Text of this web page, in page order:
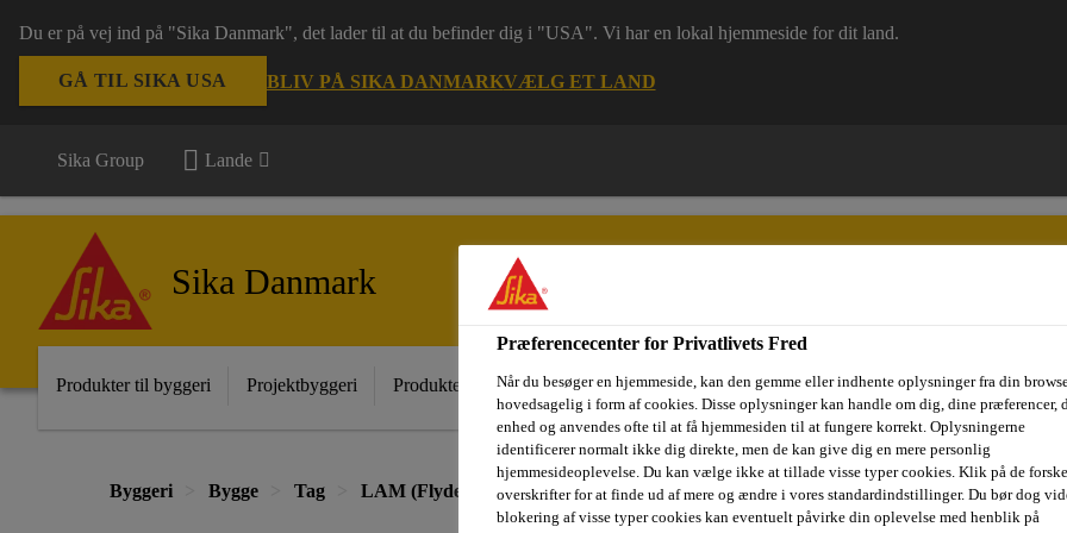
Du er på vej ind på "Sika Danmark", det lader til at du befinder dig i "USA". Vi har en lokal hjemmeside for dit land.
GÅ TIL SIKA USA BLIV PÅ SIKA DANMARKVÆLG ET LAND
Sika Group Lande
Sika Danmark
Produkter til byggeri Projektbyggeri Produkter til industri Dokumenter Digital værktøjskasse Referencer
Byggeri Bygge Tag LAM (Flydende tagmembran) Sika® Concrete Primer
Præferencecenter for Privatlivets Fred
Når du besøger en hjemmeside, kan den gemme eller indhente oplysninger fra din
hovedsagelig i form af cookies. Disse oplysninger kan handle om dig, dine præferencer,
enhed og anvendes ofte til at få hjemmesiden til at fungere korrekt. Oplysningerne
identificerer normalt ikke dig direkte, men de kan give dig en mere personlig
hjemmesideoplevelse. Du kan vælge ikke at tillade visse typer cookies. Klik på de
overskrifter for at finde ud af mere og ændre i vores standardindstillinger. Du bør dog
blokering af visse typer cookies kan eventuelt påvirke din oplevelse med henblik på